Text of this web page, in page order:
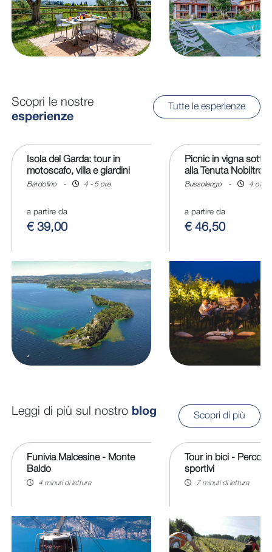
Scopri le nostre
esperienze
Tutte le esperienze
Isola del Garda: tour in
motoscafo, villa e giardini
Bardolino - 4 - 5 ore
a partire da
€ 39,00
Picnic in vigna sotto
alla Tenuta Nobiltron
Bussolengo - 4 ore
a partire da
€ 46,50
Leggi di più sul nostro blog Scopri di più
Funivia Malcesine - Monte
Baldo
4 minuti di lettura
Tour in bici -
sportivi
7 minuti di lettura